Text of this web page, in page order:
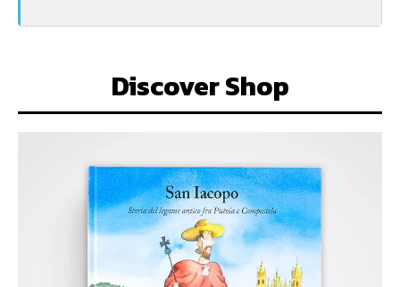
Discover Shop